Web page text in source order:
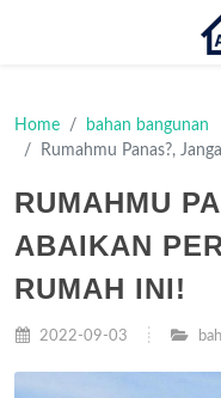
Home
bahan bangunan
Rumahmu Panas?,
RUMAHMU
ABAIKAN
RUMAH INI!
2022-09-03